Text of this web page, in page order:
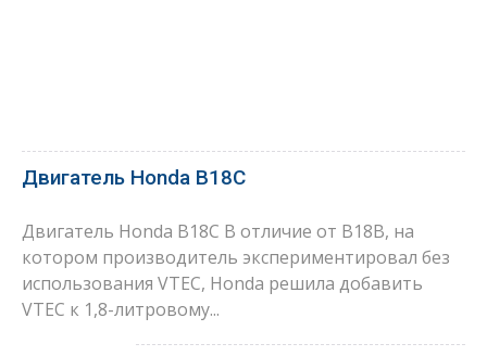
Двигатель Honda B18C
Двигатель Honda B18C В отличие от B18B, на
котором производитель экспериментировал без
использования VTEC, Honda решила добавить
VTEC к 1,8-литровому...